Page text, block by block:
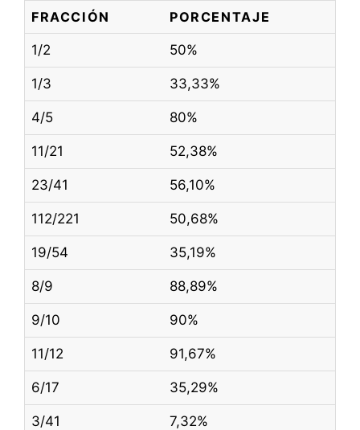
FRACCIÓN PORCENTAJE
1/2 50%
1/3 33,33%
4/5 80%
11/21 52,38%
23/41 56,10%
112/221 50,68%
19/54 35,19%
8/9 88,89%
9/10 90%
11/12 91,67%
6/17 35,29%
3/41 7,32%